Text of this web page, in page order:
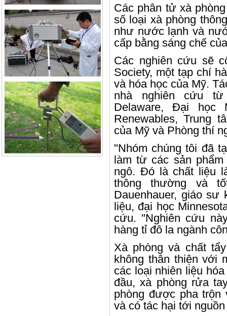
Các phân tử xà
số loại xà phòng
như nước lạnh và
cấp bằng sáng chế
Các nghiên cứu sẽ
Society, một tạp chí
và hóa học của Mỹ.
nhà nghiên cứu
Delaware, Đại học
Renewables, Trung
của Mỹ và Phòng thí
"Nhóm chúng tôi đã
làm từ các sản
ngô. Đó là chất liệu
thông thường và
Dauenhauer, giáo sư
liệu, đại học
cứu. "Nghiên cứu
hàng tỉ đô la ngành
Xà phòng và chất
không thân thiện với
các loại nhiên liệu
đầu, xà phòng rửa
phòng được pha trộn
và có tác hại tới